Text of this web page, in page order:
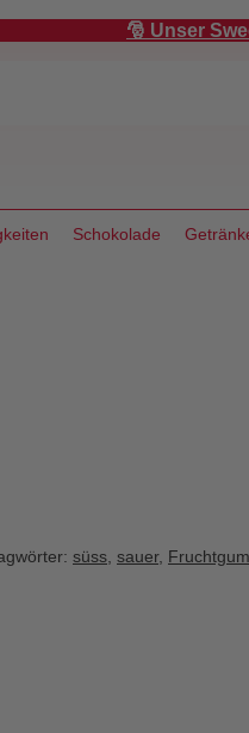
🎅 Unser
Schokolade
süss sauer,